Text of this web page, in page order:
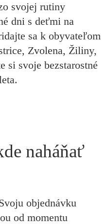
svojej rutiny
dni s deťmi na
sa k obyvateľom
Zvolena, Žiliny,
si svoje bezstarostné
naháňať
objednávku
od momentu